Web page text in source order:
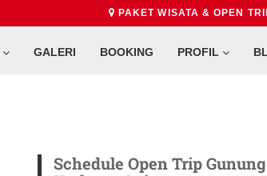
PAKET WISATA & OPEN
GALERI BOOKING PROFIL
Schedule Open Trip Gunung